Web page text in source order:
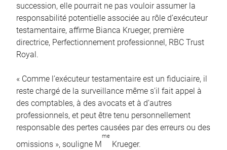
succession, elle pourrait ne pas vouloir assumer la
responsabilité potentielle associée au rôle d’exécuteur
testamentaire, affirme Bianca Krueger, première
directrice, Perfectionnement professionnel, RBC Trust
Royal.
« Comme l’exécuteur testamentaire est un fiduciaire, il
reste chargé de la surveillance même s’il fait appel à
des comptables, à des avocats et à d’autres
professionnels, et peut être tenu personnellement
responsable des pertes causées par des erreurs ou des
omissions », souligne M
me
Krueger.